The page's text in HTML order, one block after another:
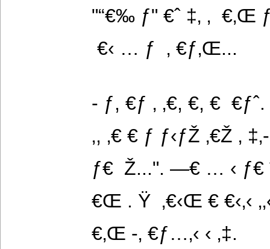
"“€‰ ƒ" €ˆ ‡‚ ‚  €‚Œ ƒ
 €‹ … ƒ  ‚ €ƒ‚Œ...
- ƒ, €ƒ ‚ ‚€, €, €  €ƒˆ.
‚, ‚€ € ƒ ƒ‹ƒŽ ‚€Ž ‚
ƒ€  Ž...". —€ … ‹ ƒ€
€Œ . Ÿ  ‚€‹Œ € €‹‚‹
€‚Œ -‚ €ƒ…‚‹ ‹ ‚‡.